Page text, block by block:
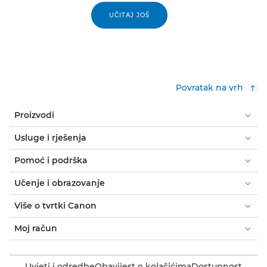
UČITAJ JOŠ
Povratak na vrh
Proizvodi
Usluge i rješenja
Pomoć i podrška
Učenje i obrazovanje
Više o tvrtki Canon
Moj račun